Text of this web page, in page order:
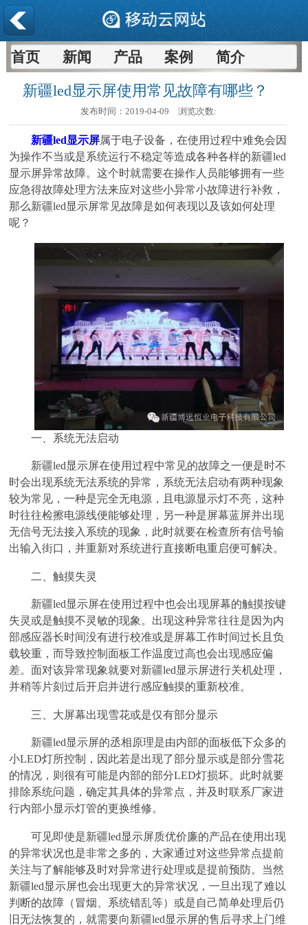
首页 新闻 产品 案例 简介
新疆led显示屏使用常见故障有哪些？
发布时间： 2019-04-09 浏览次数:
新疆led显示屏属于电子设备，在使用过程中难免会因
为操作不当或是系统运行不稳定等造成各种各样的新疆led
显示屏异常故障。这个时就需要在操作人员能够拥有一些
应急得故障处理方法来应对这些小异常小故障进行补救，
那么新疆led显示屏常见故障是如何表现以及该如何处理
呢？
一、系统无法启动
新疆led显示屏在使用过程中常见的故障之一便是时不
时会出现系统无法系统的异常，系统无法启动有两种现象
较为常见，一种是完全无电源，且电源显示灯不亮，这种
时往往检擦电源线便能够处理，另一种是屏幕蓝屏并出现
无信号无法接入系统的现象，此时就要在检查所有信号输
出输入街口，并重新对系统进行直接断电重启便可解决。
二、触摸失灵
新疆led显示屏在使用过程中也会出现屏幕的触摸按键
失灵或是触摸不灵敏的现象。出现这种异常往往是因为内
部感应器长时间没有进行校准或是屏幕工作时间过长且负
载较重，而导致控制面板工作温度过高也会出现感应偏
差。面对该异常现象就要对新疆led显示屏进行关机处理，
并稍等片刻过后开启并进行感应触摸的重新校准。
三、大屏幕出现雪花或是仅有部分显示
新疆led显示屏的丞相原理是由内部的面板低下众多的
小LED灯所控制，因此若是出现了部分显示或是部分雪花
的情况，则很有可能是内部的部分LED灯损坏。此时就要
排除系统问题，确定其具体的异常点，并及时联系厂家进
行内部小显示灯管的更换维修。
可见即使是新疆led显示屏质优价廉的产品在使用出现
的异常状况也是非常之多的，大家通过对这些异常点提前
关注与了解能够及时对异常进行处理或是提前预防。当然
新疆led显示屏也会出现更大的异常状况，一旦出现了难以
判断的故障（冒烟、系统错乱等）或是自己简单处理后仍
旧无法恢复的，就需要向新疆led显示屏的售后寻求上门维